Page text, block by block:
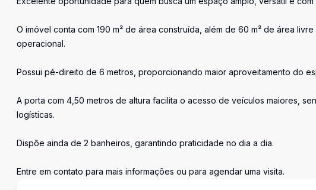
O imóvel conta com 190 m² de área construída, além de 60 m² de área
operacional.
Possui pé-direito de 6 metros, proporcionando maior aproveitamento do
A porta com 4,50 metros de altura facilita o acesso de veículos maiores,
logísticas.
Dispõe ainda de 2 banheiros, garantindo praticidade no dia a dia.
Entre em contato para mais informações ou para agendar uma visita.